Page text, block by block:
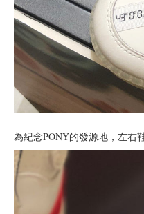
為紀念PONY的發源地，左右